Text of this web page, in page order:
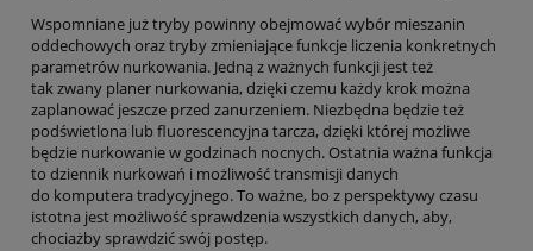
Wspomniane już tryby powinny obejmować wybór mieszanin
oddechowych oraz tryby zmieniające funkcje liczenia konkretnych
parametrów nurkowania. Jedną z ważnych funkcji jest też
tak zwany planer nurkowania, dzięki czemu każdy krok można
zaplanować jeszcze przed zanurzeniem. Niezbędna będzie też
podświetlona lub fluorescencyjna tarcza, dzięki której możliwe
będzie nurkowanie w godzinach nocnych. Ostatnia ważna funkcja
to dziennik nurkowań i możliwość transmisji danych
do komputera tradycyjnego. To ważne, bo z perspektywy czasu
istotna jest możliwość sprawdzenia wszystkich danych, aby,
chociażby sprawdzić swój postęp.